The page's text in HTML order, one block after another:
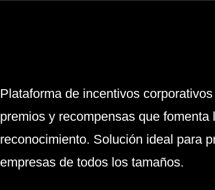
Plataforma de incentivos
premios y recompensas que fomenta
reconocimiento. Solución ideal para
empresas de todos los tamaños.